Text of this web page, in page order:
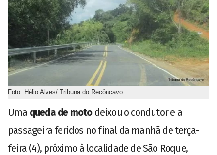
Foto: Hélio Alves/ Tribuna do Recôncavo
Uma queda de motodeixou o condutor e a
passageira feridos no final da manhã de terça-
feira (4), próximo à localidade de São Roque,